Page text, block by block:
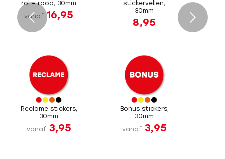
rol – rood, 30mm
vanaf 16,95
stickervellen,
30mm
8,95
Reclame stickers,
30mm
vanaf 3,95
Bonus stickers,
30mm
vanaf 3,95
Volgende